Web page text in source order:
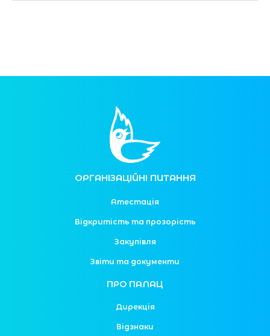
ОРГАНІЗАЦІЙНІ ПИТАННЯ
Атестація
Відкритість та прозорість
Закупівля
Звіти та документи
ПРО ПАЛАЦ
Дирекція
Відзнаки